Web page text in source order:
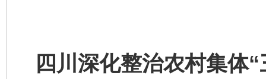
四川深化整治农村集体